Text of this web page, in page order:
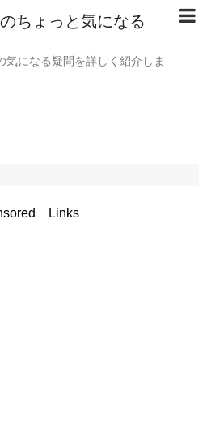
ちょっと気になる
になる疑問を詳しく紹介しま
Links